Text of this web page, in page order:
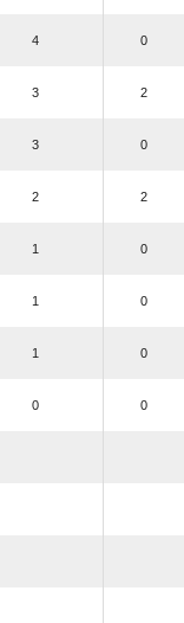
4 0
3 2
3 0
2 2
1 0
1 0
1 0
0 0